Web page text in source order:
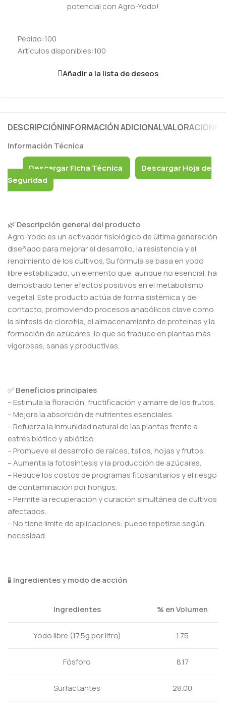
potencial con Agro-Yodo!
Pedido:100
Artículos disponibles:100
Añadir a la lista de deseos
DESCRIPCIÓNINFORMACIÓN ADICIONAL
Información Técnica
Descargar Ficha Técnica
Descargar Hoja de
Seguridad
🌿 Descripción general del producto
Agro-Yodo es un activador fisiológico de última generación
diseñado para mejorar el desarrollo, la resistencia y el
rendimiento de los cultivos. Su fórmula se basa en yodo
libre estabilizado, un elemento que, aunque no esencial, ha
demostrado tener efectos positivos en el metabolismo
vegetal. Este producto actúa de forma sistémica y de
contacto, promoviendo procesos anabólicos clave como
la síntesis de clorofila, el almacenamiento de proteínas y la
formación de azúcares, lo que se traduce en plantas más
vigorosas, sanas y productivas.
✅Beneficios principales
– Estimula la floración, fructificación y amarre de los frutos.
– Mejora la absorción de nutrientes esenciales.
– Refuerza la inmunidad natural de las plantas frente a
estrés biótico y abiótico.
– Promueve el desarrollo de raíces, tallos, hojas y frutos.
– Aumenta la fotosíntesis y la producción de azúcares.
– Reduce los costos de programas fitosanitarios y el riesgo
de contaminación por hongos.
– Permite la recuperación y curación simultánea de cultivos
afectados.
– No tiene límite de aplicaciones: puede repetirse según
necesidad.
🧪 Ingredientes y modo de acción
Ingredientes % en Volumen
Yodo libre (17.5g por litro) 1.75
Fósforo 8.17
Surfactantes 28.00